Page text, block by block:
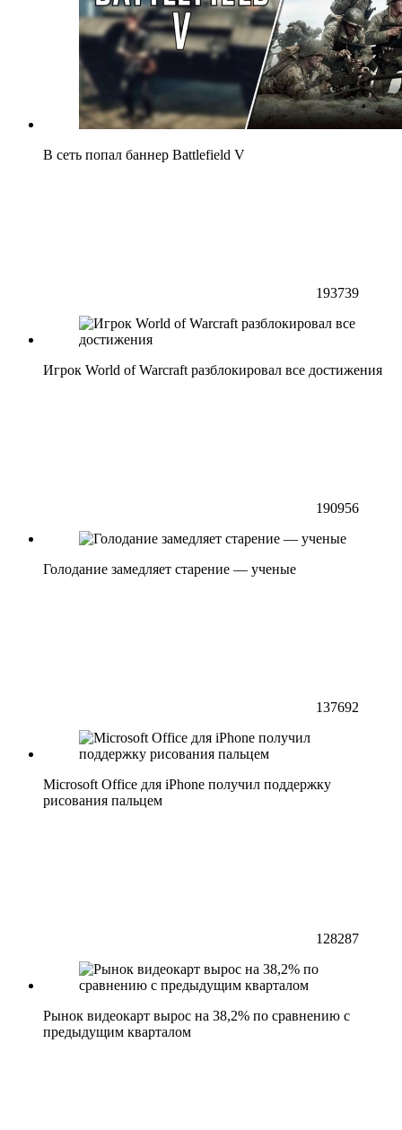
В сеть попал баннер Battlefield V
193739
Игрок World of Warcraft разблокировал все достижения
190956
Голодание замедляет старение — ученые
137692
Microsoft Office для iPhone получил поддержку
рисования пальцем
128287
Рынок видеокарт вырос на 38,2% по сравнению с
предыдущим кварталом